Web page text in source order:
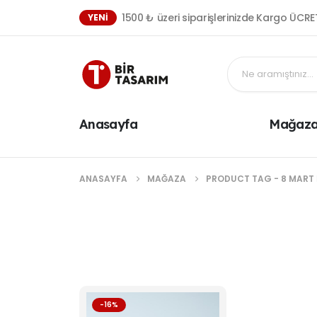
YENI 1500 ₺ üzeri siparişlerinizde Kargo
Anasayfa
ANASAYFA MAĞAZA PRODUCT TAG - 8 MART
-16%